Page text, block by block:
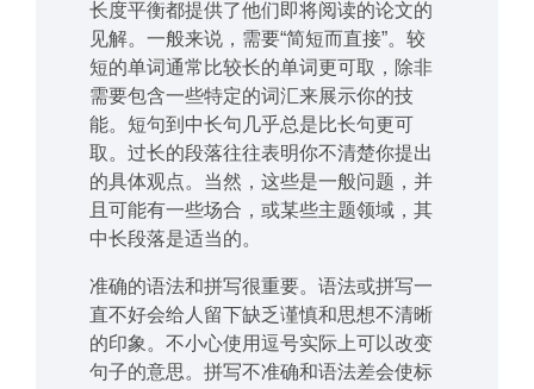
长度平衡都提供了他们即将阅读的论文的
见解。一般来说，需要“简短而直接”。较
短的单词通常比较长的单词更可取，除非
需要包含一些特定的词汇来展示你的技
能。短句到中长句几乎总是比长句更可
取。过长的段落往往表明你不清楚你提出
的具体观点。当然，这些是一般问题，并
且可能有一些场合，或某些主题领域，其
中长段落是适当的。
准确的语法和拼写很重要。语法或拼写一
直不好会给人留下缺乏谨慎和思想不清晰
的印象。不小心使用逗号实际上可以改变
句子的意思。拼写不准确和语法差会使标